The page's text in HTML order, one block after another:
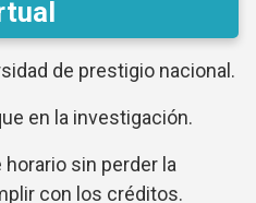
de prestigio nacional.
en la investigación.
sin perder la
con los créditos.